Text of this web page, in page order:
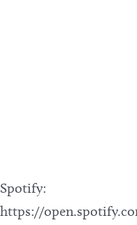
Spotify:
https://